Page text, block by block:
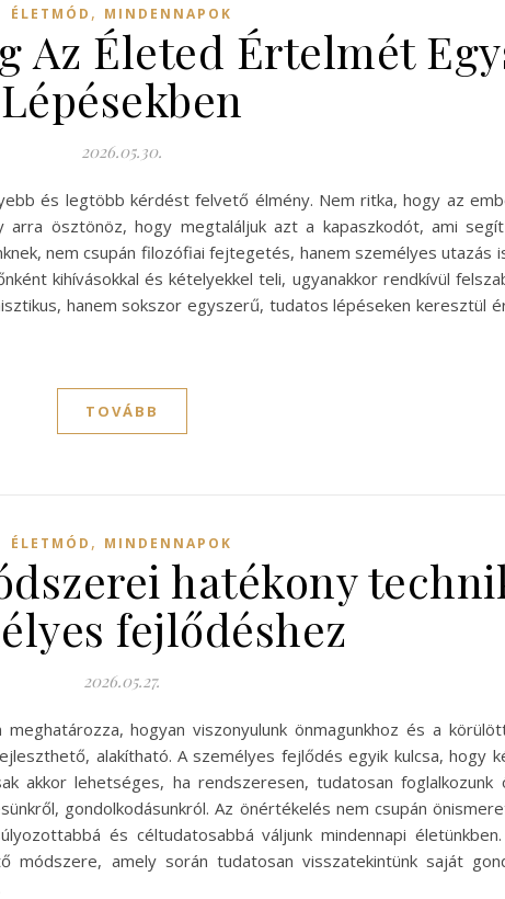
ÉLETMÓD , MINDENNAPOK
Az Életed Értelmét
Lépésekben
2026.05.30.
és legtöbb kérdést felvető élmény. Nem ritka, hogy az
arra ösztönöz, hogy megtaláljuk azt a kapaszkodót, ami
nem csupán filozófiai fejtegetés, hanem személyes utazás
kihívásokkal és kételyekkel teli, ugyanakkor rendkívül
hanem sokszor egyszerű, tudatos lépéseken keresztül
TOVÁBB
ÉLETMÓD , MINDENNAPOK
hatékony
fejlődéshez
2026.05.27.
hogyan viszonyulunk önmagunkhoz és a
alakítható. A személyes fejlődés egyik kulcsa, hogy
akkor lehetséges, ha rendszeresen, tudatosan foglalkozunk
gondolkodásunkról. Az önértékelés nem csupán
és céltudatosabbá váljunk mindennapi
amely során tudatosan visszatekintünk saját